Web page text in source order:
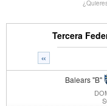
Tercera
«
Balears "B"